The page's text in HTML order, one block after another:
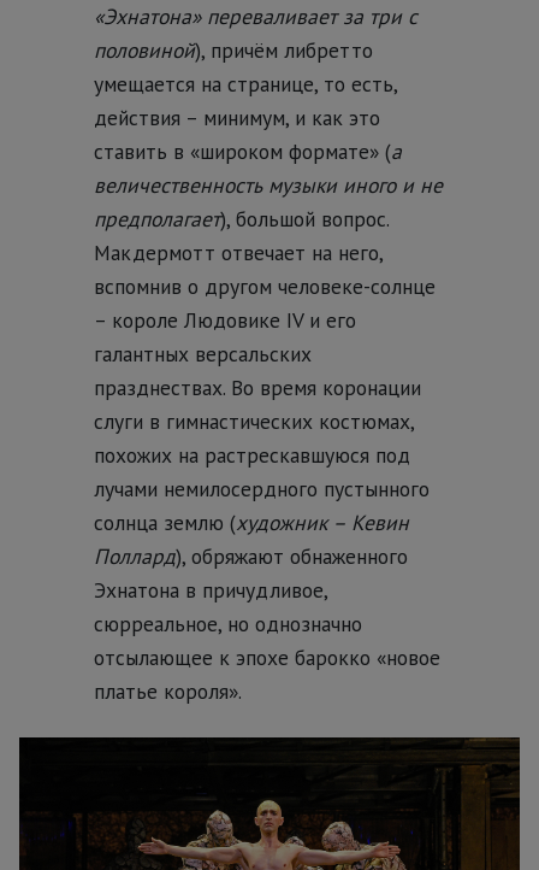
«Эхнатона» переваливает за три с
половиной), причём либретто
умещается на странице, то есть,
действия – минимум, и как это
ставить в «широком формате» (а
величественность музыки иного и не
предполагает), большой вопрос.
Макдермотт отвечает на него,
вспомнив о другом человеке-солнце
– короле Людовике IV и его
галантных версальских
празднествах. Во время коронации
слуги в гимнастических костюмах,
похожих на растрескавшуюся под
лучами немилосердного пустынного
солнца землю (художник – Кевин
Поллард), обряжают обнаженного
Эхнатона в причудливое,
сюрреальное, но однозначно
отсылающее к эпохе барокко «новое
платье короля».